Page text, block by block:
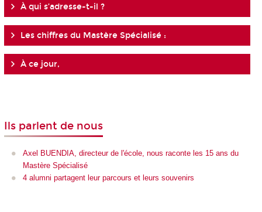
À qui s’adresse-t-il ?
Les chiffres du Mastère Spécialisé :
À ce jour,
Ils parlent de nous
Axel BUENDIA, directeur de l'école, nous raconte les 15 ans du
Mastère Spécialisé
4 alumni partagent leur parcours et leurs souvenirs